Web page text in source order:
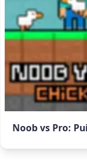
Noob vs Pro: